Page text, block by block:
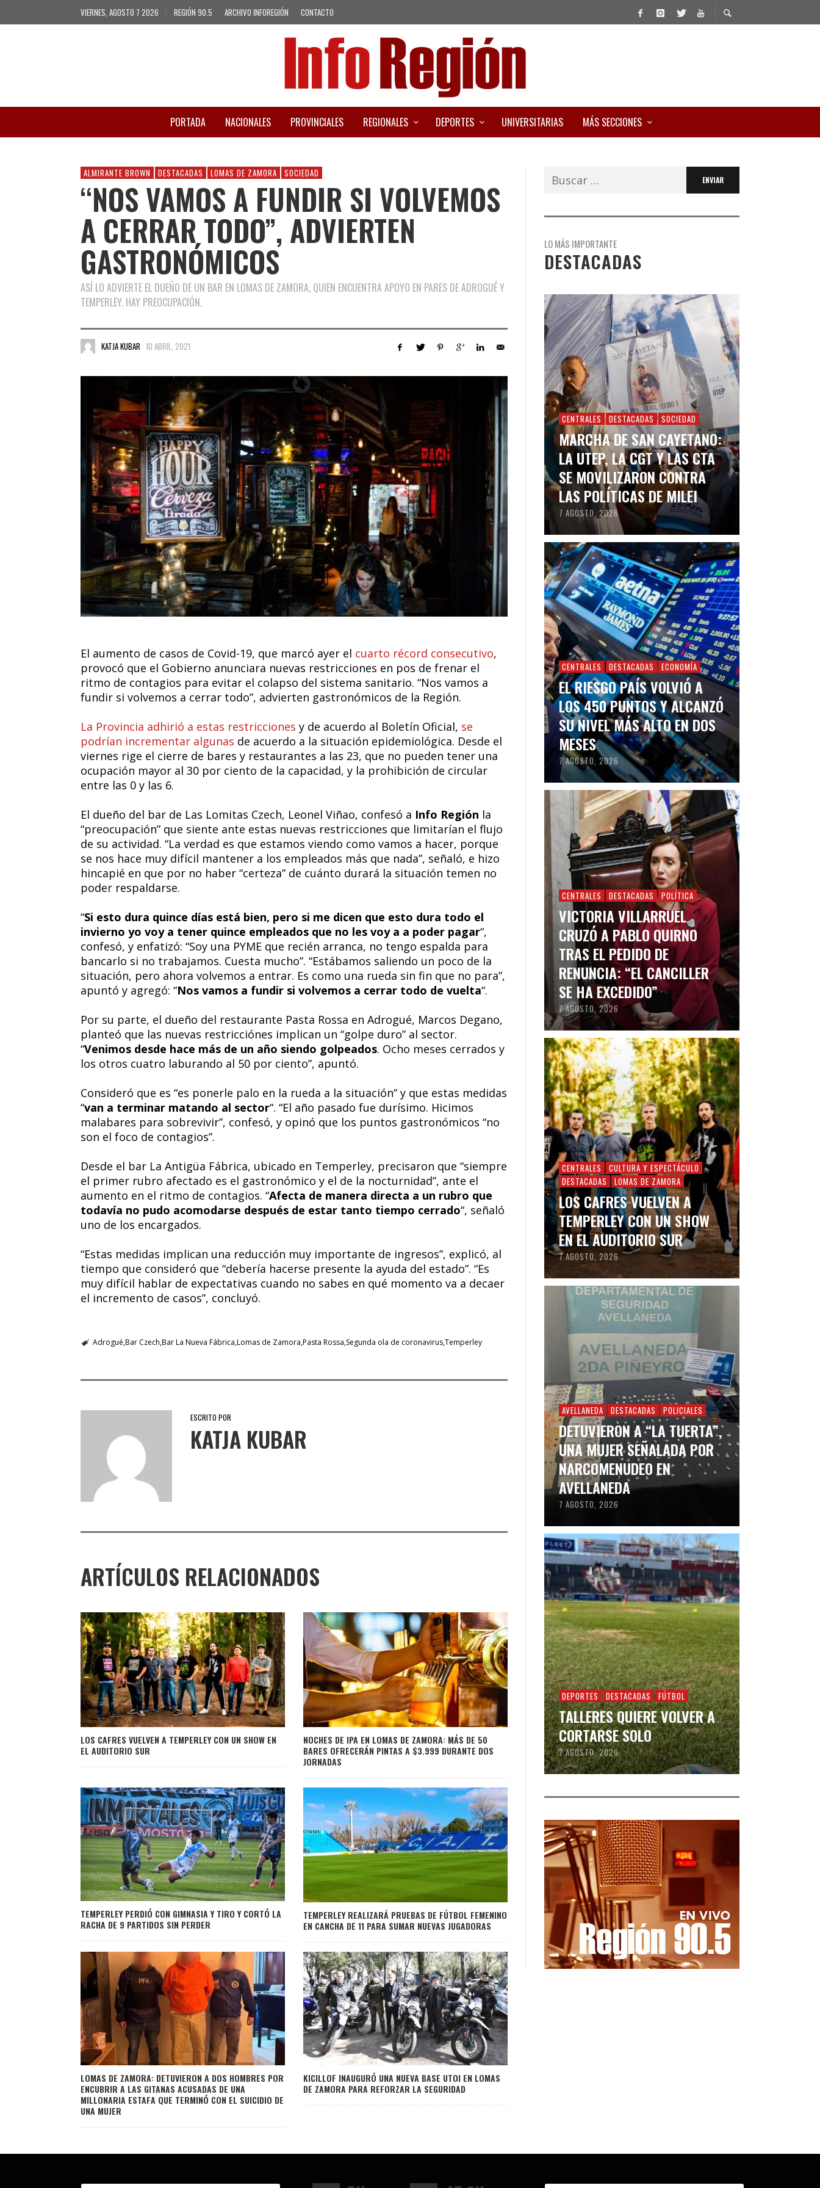
VIERNES, AGOSTO 7 2026 REGIÓN 90.5 ARCHIVO INFOREGIÓN CONTACTO
PORTADA NACIONALES PROVINCIALES REGIONALES DEPORTES UNIVERSITARIAS MÁS SECCIONES
ALMIRANTE BROWN DESTACADAS LOMAS DE ZAMORA SOCIEDAD
“NOS VAMOS A FUNDIR SI VOLVEMOS
A CERRAR TODO”, ADVIERTEN
GASTRONÓMICOS
ASÍ LO ADVIERTE EL DUEÑO DE UN BAR EN LOMAS DE ZAMORA, QUIEN ENCUENTRA APOYO EN PARES DE ADROGUÉ Y
TEMPERLEY. HAY PREOCUPACIÓN.
KATJA KUBAR 10 ABRIL, 2021
El aumento de casos de Covid-19, que marcó ayer el cuarto récord consecutivo,
provocó que el Gobierno anunciara nuevas restricciones en pos de frenar el
ritmo de contagios para evitar el colapso del sistema sanitario. “Nos vamos a
fundir si volvemos a cerrar todo”, advierten gastronómicos de la Región.
La Provincia adhirió a estas restricciones y de acuerdo al Boletín Oficial, se
podrían incrementar algunas de acuerdo a la situación epidemiológica. Desde el
viernes rige el cierre de bares y restaurantes a las 23, que no pueden tener una
ocupación mayor al 30 por ciento de la capacidad, y la prohibición de circular
entre las 0 y las 6.
El dueño del bar de Las Lomitas Czech, Leonel Viñao, confesó a Info Región la
“preocupación” que siente ante estas nuevas restricciones que limitarían el flujo
de su actividad. “La verdad es que estamos viendo como vamos a hacer, porque
se nos hace muy difícil mantener a los empleados más que nada”, señaló, e hizo
hincapié en que por no haber “certeza” de cuánto durará la situación temen no
poder respaldarse.
“Si esto dura quince días está bien, pero si me dicen que esto dura todo el
invierno yo voy a tener quince empleados que no les voy a a poder pagar“,
confesó, y enfatizó: “Soy una PYME que recién arranca, no tengo espalda para
bancarlo si no trabajamos. Cuesta mucho”. “Estábamos saliendo un poco de la
situación, pero ahora volvemos a entrar. Es como una rueda sin fin que no para”,
apuntó y agregó: “Nos vamos a fundir si volvemos a cerrar todo de vuelta“.
Por su parte, el dueño del restaurante Pasta Rossa en Adrogué, Marcos Degano,
planteó que las nuevas restricciónes implican un “golpe duro” al sector.
“Venimos desde hace más de un año siendo golpeados. Ocho meses cerrados y
los otros cuatro laburando al 50 por ciento”, apuntó.
Consideró que es “es ponerle palo en la rueda a la situación” y que estas medidas
“van a terminar matando al sector“. “El año pasado fue durísimo. Hicimos
malabares para sobrevivir”, confesó, y opinó que los puntos gastronómicos “no
son el foco de contagios”.
Desde el bar La Antigüa Fábrica, ubicado en Temperley, precisaron que “siempre
el primer rubro afectado es el gastronómico y el de la nocturnidad”, ante el
aumento en el ritmo de contagios. “Afecta de manera directa a un rubro que
todavía no pudo acomodarse después de estar tanto tiempo cerrado“, señaló
uno de los encargados.
“Estas medidas implican una reducción muy importante de ingresos”, explicó, al
tiempo que consideró que “debería hacerse presente la ayuda del estado”. “Es
muy difícil hablar de expectativas cuando no sabes en qué momento va a decaer
el incremento de casos”, concluyó.
Adrogué Bar Czech Bar La Nueva Fábrica Lomas de Zamora Pasta Rossa Segunda ola de coronavirusTemperley
ESCRITO POR
KATJA KUBAR
ARTÍCULOS RELACIONADOS
LOS CAFRES VUELVEN A TEMPERLEY CON UN SHOW EN
EL AUDITORIO SUR
NOCHES DE IPA EN LOMAS DE ZAMORA: MÁS DE 50
BARES OFRECERÁN PINTAS A $3.999 DURANTE DOS
JORNADAS
TEMPERLEY PERDIÓ CON GIMNASIA Y TIRO Y CORTÓ LA
RACHA DE 9 PARTIDOS SIN PERDER
TEMPERLEY REALIZARÁ PRUEBAS DE FÚTBOL FEMENINO
EN CANCHA DE 11 PARA SUMAR NUEVAS JUGADORAS
LOMAS DE ZAMORA: DETUVIERON A DOS HOMBRES POR
ENCUBRIR A LAS GITANAS ACUSADAS DE UNA
MILLONARIA ESTAFA QUE TERMINÓ CON EL SUICIDIO DE
UNA MUJER
KICILLOF INAUGURÓ UNA NUEVA BASE UTOI EN LOMAS
DE ZAMORA PARA REFORZAR LA SEGURIDAD
Buscar:
LO MÁS IMPORTANTE
DESTACADAS
CENTRALES DESTACADAS SOCIEDAD
MARCHA DE SAN CAYETANO:
LA UTEP, LA CGT Y LAS CTA
SE MOVILIZARON CONTRA
LAS POLÍTICAS DE MILEI
7 AGOSTO, 2026
CENTRALES DESTACADAS ECONOMÍA
EL RIESGO PAÍS VOLVIÓ A
LOS 450 PUNTOS Y ALCANZÓ
SU NIVEL MÁS ALTO EN DOS
MESES
7 AGOSTO, 2026
CENTRALES DESTACADAS POLÍTICA
VICTORIA VILLARRUEL
CRUZÓ A PABLO QUIRNO
TRAS EL PEDIDO DE
RENUNCIA: “EL CANCILLER
SE HA EXCEDIDO”
7 AGOSTO, 2026
CENTRALES
CULTURA Y ESPECTÁCULO
DESTACADAS
LOMAS DE ZAMORA
LOS CAFRES VUELVEN A
TEMPERLEY CON UN SHOW
EN EL AUDITORIO SUR
7 AGOSTO, 2026
AVELLANEDA DESTACADAS POLICIALES
DETUVIERON A “LA TUERTA”,
UNA MUJER SEÑALADA POR
NARCOMENUDEO EN
AVELLANEDA
7 AGOSTO, 2026
DEPORTES DESTACADAS FÚTBOL
TALLERES QUIERE VOLVER A
CORTARSE SOLO
7 AGOSTO, 2026